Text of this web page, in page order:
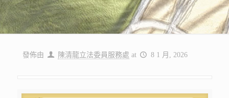
發佈由 陳清龍立法委員服務處 at 8 1 月, 2026